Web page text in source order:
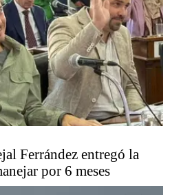
Ferrández entregó la
por 6 meses